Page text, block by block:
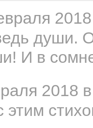
души.
И в
2018
этим